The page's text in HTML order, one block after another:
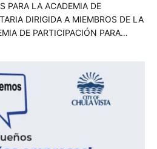
PARA LA ACADEMIA DE
DIRIGIDA A MIEMBROS DE LA
DE PARTICIPACIÓN PARA…